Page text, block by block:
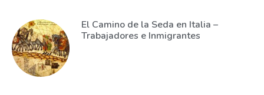
El Camino de la Seda en Italia –
Trabajadores e Inmigrantes